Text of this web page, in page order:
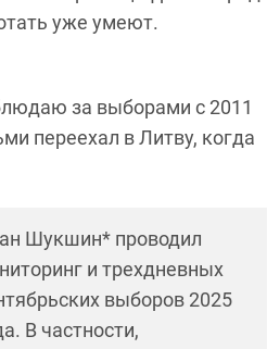
уже умеют.
за выборами с 2011
переехал в Литву, когда
Шукшин* проводил
и трехдневных
выборов 2025
В частности,